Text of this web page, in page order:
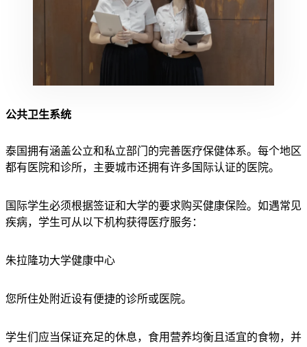
公共卫生系统
泰国拥有涵盖公立和私立部门的完善医疗保健体系。每个地区
都有医院和诊所，主要城市还拥有许多国际认证的医院。
国际学生必须根据签证和大学的要求购买健康保险。如遇常见
疾病，学生可从以下机构获得医疗服务：
朱拉隆功大学健康中心
您所住处附近设有便捷的诊所或医院。
学生们应当保证充足的休息，食用营养均衡且适宜的食物，并